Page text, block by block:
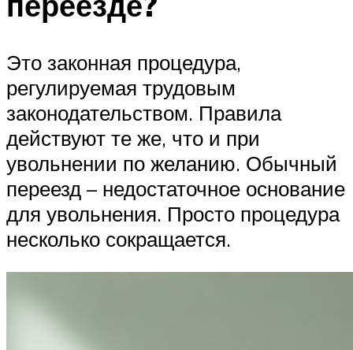
Это законная процедура,
регулируемая трудовым
законодательством. Правила
действуют те же, что и при
увольнении по желанию. Обычный
переезд – недостаточное основание
для увольнения. Просто процедура
несколько сокращается.